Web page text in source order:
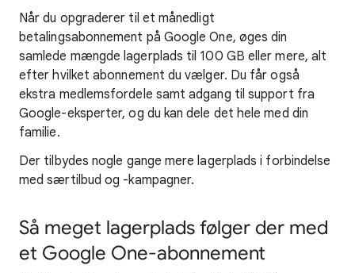
Når du opgraderer til et månedligt
betalingsabonnement på Google One, øges din
samlede mængde lagerplads til 100 GB eller mere, alt
efter hvilket abonnement du vælger. Du får også
ekstra medlemsfordele samt adgang til support fra
Google-eksperter, og du kan dele det hele med din
familie.
Der tilbydes nogle gange mere lagerplads i forbindelse
med særtilbud og -kampagner.
Så meget lagerplads følger der med
et Google One-abonnement